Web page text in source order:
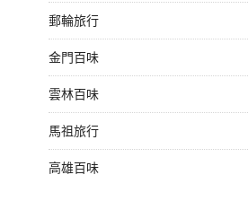
郵輪旅行
金門百味
雲林百味
馬祖旅行
高雄百味